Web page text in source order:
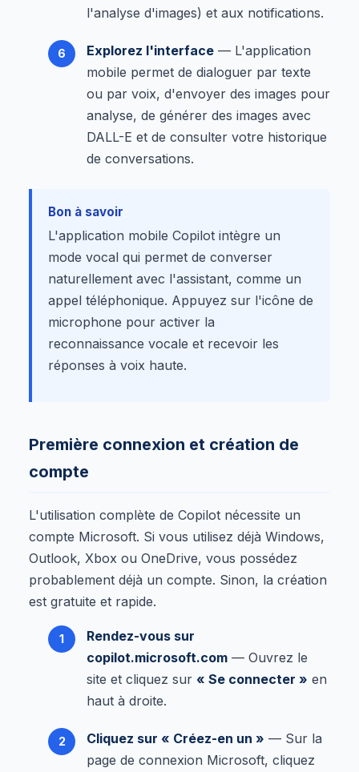
l'analyse d'images) et aux notifications.
Explorez l'interface — L'application
mobile permet de dialoguer par texte
ou par voix, d'envoyer des images pour
analyse, de générer des images avec
DALL-E et de consulter votre historique
de conversations.
Bon à savoir
L'application mobile Copilot intègre un
mode vocal qui permet de converser
naturellement avec l'assistant, comme un
appel téléphonique. Appuyez sur l'icône de
microphone pour activer la
reconnaissance vocale et recevoir les
réponses à voix haute.
Première connexion et création de
compte
L'utilisation complète de Copilot nécessite un
compte Microsoft. Si vous utilisez déjà Windows,
Outlook, Xbox ou OneDrive, vous possédez
probablement déjà un compte. Sinon, la création
est gratuite et rapide.
Rendez-vous sur
copilot.microsoft.com — Ouvrez le
site et cliquez sur « Se connecter » en
haut à droite.
Cliquez sur « Créez-en un » — Sur la
page de connexion Microsoft, cliquez